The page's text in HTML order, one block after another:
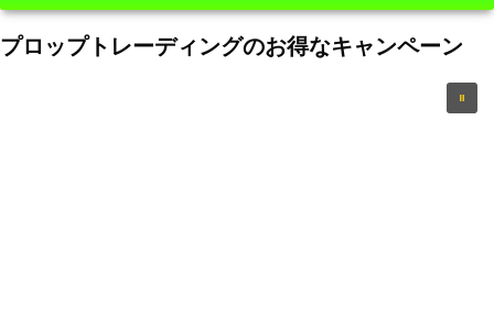
プロップトレーディングのお得なキャンペーン